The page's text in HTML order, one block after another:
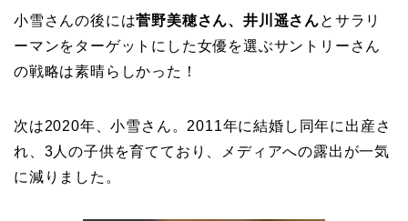
小雪さんの後には菅野美穂さん、井川遥さんとサラリ
ーマンをターゲットにした女優を選ぶサントリーさん
の戦略は素晴らしかった！
次は2020年、小雪さん。2011年に結婚し同年に出産さ
れ、3人の子供を育てており、メディアへの露出が一気
に減りました。